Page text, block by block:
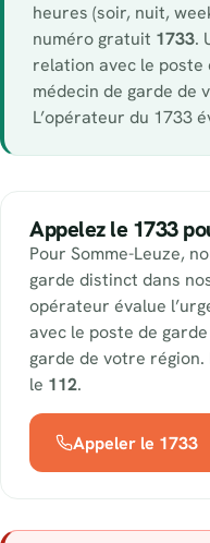
heures (soir, nuit,
numéro gratuit 1733.
relation avec le poste
médecin de garde de
L’opérateur du 1733
Appelez le 1733
Pour Somme-Leuze,
garde distinct dans
opérateur évalue
avec le poste de
garde de votre région.
le 112.
Appeler le 1733